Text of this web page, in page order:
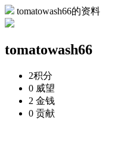
tomatowash66的资料
tomatowash66
2积分
0 威望
2 金钱
0 贡献